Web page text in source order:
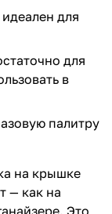
для
для
в
палитру
на крышке
— как на
Это